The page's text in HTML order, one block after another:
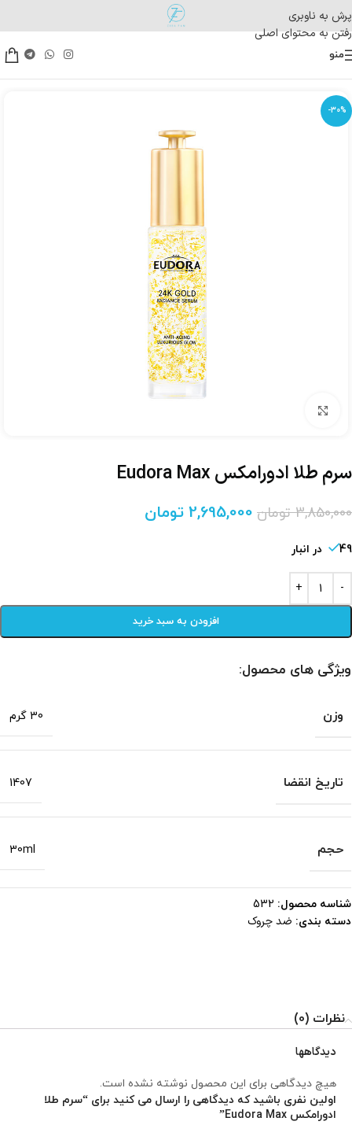
پرش به ناوبری
رفتن به محتوای اصلی
منو
-30%
سرم طلا ادورامکس Eudora Max
3,850,000 تومان 2,695,000 تومان
49 در انبار
افزودن به سبد خرید
ویژگی های محصول:
وزن 30 گرم
تاریخ انقضا 1407
حجم 30ml
شناسه محصول: 532
دسته بندی: ضد چروک
نظرات (0)
دیدگاهها
هیچ دیدگاهی برای این محصول نوشته نشده است.
اولین نفری باشید که دیدگاهی را ارسال می کنید برای “سرم طلا
ادورامکس Eudora Max”